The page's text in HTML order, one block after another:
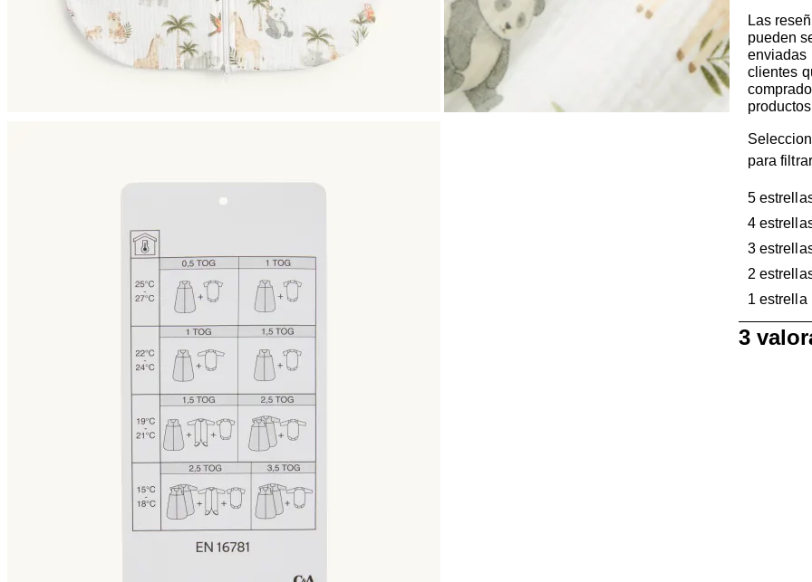
Las
pueden
enviadas
clientes
para
5
4
3
2
1 estrella
3